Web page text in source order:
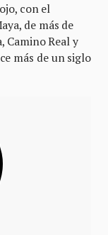
con el
de más de
Camino Real y
más de un siglo